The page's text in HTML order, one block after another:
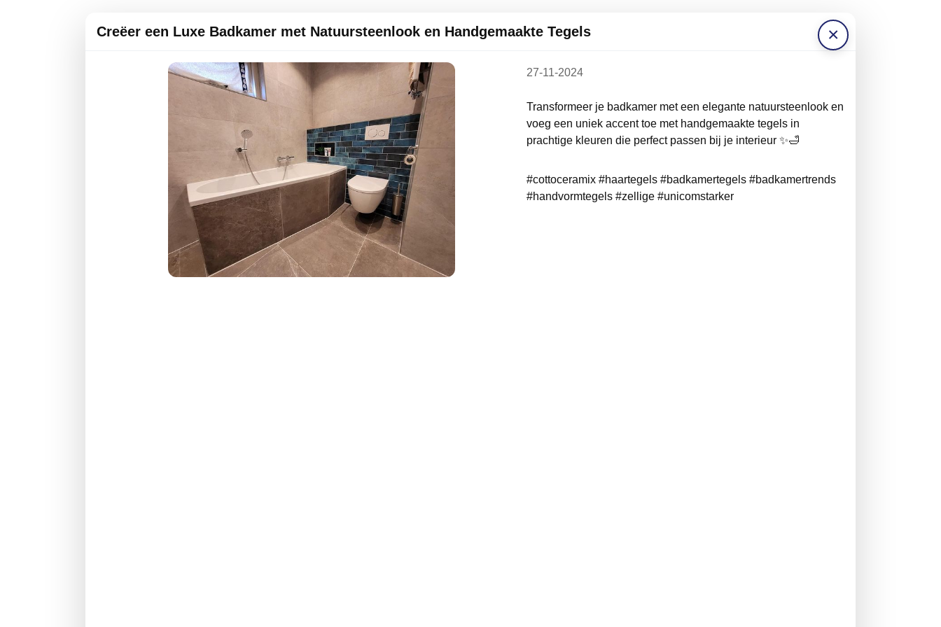
×
Creëer een Luxe Badkamer met Natuursteenlook en Handgemaakte Tegels
27-11-2024
Transformeer je badkamer met een elegante natuursteenlook en
voeg een uniek accent toe met handgemaakte tegels in
prachtige kleuren die perfect passen bij je interieur ✨🛁
#cottoceramix #haartegels #badkamertegels #badkamertrends
#handvormtegels #zellige #unicomstarker